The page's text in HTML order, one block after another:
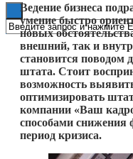
Ведение бизнеса
умение быстро
новых
внешний, так и
становится поводом
штата. Стоит
возможность
оптимизировать
компании «Ваш
способами
период кризиса.